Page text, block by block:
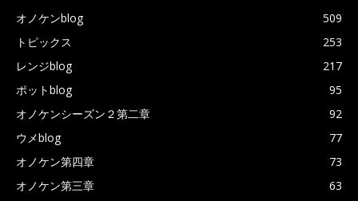
オノケンblog
509
トピックス
253
レンジblog
217
ポットblog
95
オノケンシーズン２第二章
92
ウメblog
77
オノケン第四章
73
オノケン第三章
63